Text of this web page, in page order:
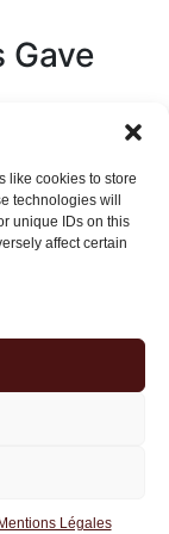
like cookies to store
technologies will
unique IDs on this
affect certain
Mentions Légales
Gave